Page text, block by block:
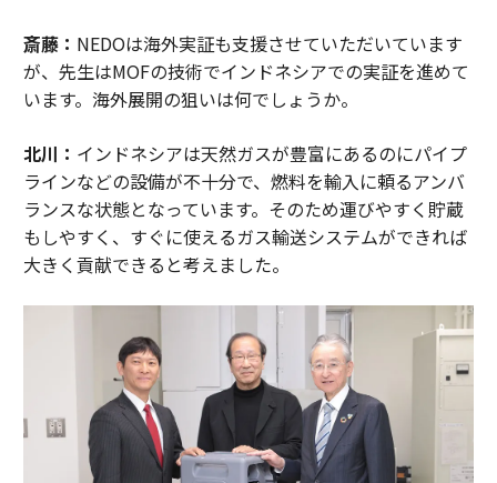
斎藤： NEDOは海外実証も支援させていただいています
が、先生はMOFの技術でインドネシアでの実証を進めて
います。海外展開の狙いは何でしょうか。
北川： インドネシアは天然ガスが豊富にあるのにパイプ
ラインなどの設備が不十分で、燃料を輸入に頼るアンバ
ランスな状態となっています。そのため運びやすく貯蔵
もしやすく、すぐに使えるガス輸送システムができれば
大きく貢献できると考えました。